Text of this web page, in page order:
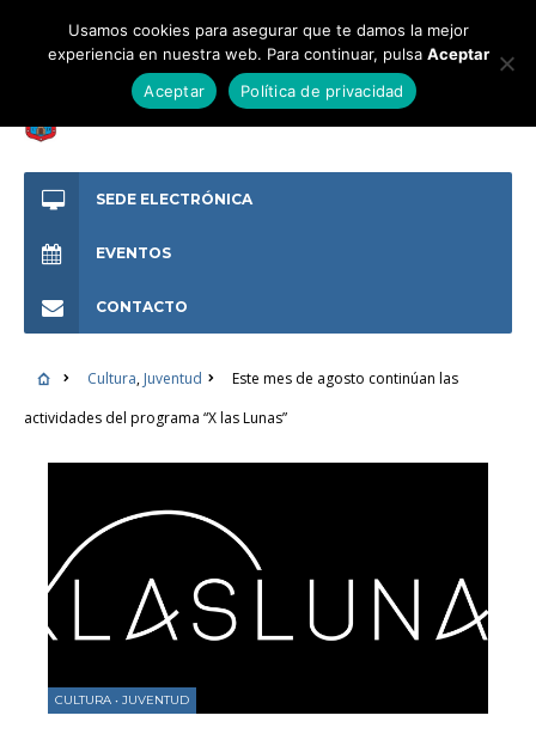
SEDE ELECTRÓNICA
EVENTOS
CONTACTO
Cultura, Juventud
Este mes de agosto continúan las
actividades del programa “X las Lunas”
CULTURA • JUVENTUD
Usamos cookies para asegurar que te damos la mejor
experiencia en nuestra web. Para continuar, pulsa Aceptar
Aceptar
Política de privacidad